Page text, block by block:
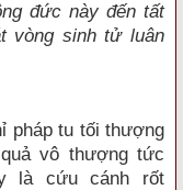
đức này đến tất
vòng sinh tử luân
pháp tu tối thượng
vô thượng tức
là cứu cánh rốt